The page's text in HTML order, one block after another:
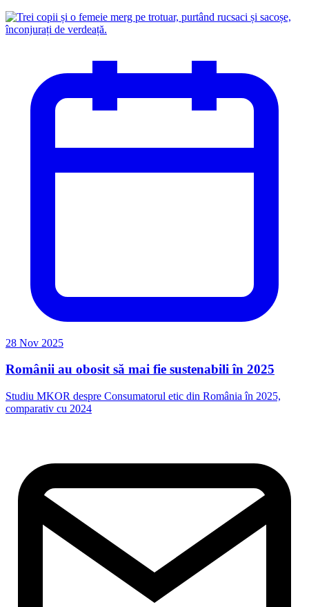
28 Nov 2025
Românii au obosit să mai fie sustenabili în 2025
Studiu MKOR despre Consumatorul etic din România în 2025,
comparativ cu 2024